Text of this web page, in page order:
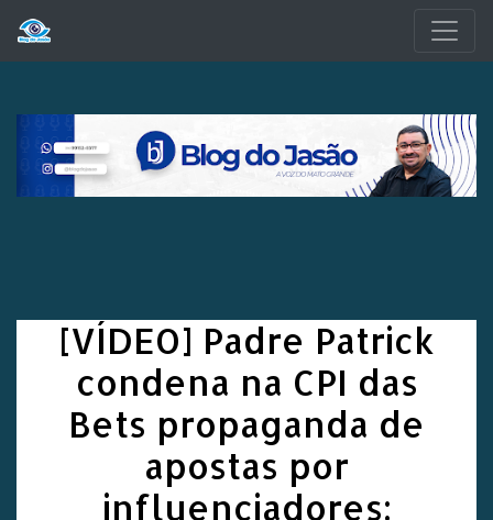
[VÍDEO] Padre Patrick
condena na CPI das
Bets propaganda de
apostas por
influenciadores: